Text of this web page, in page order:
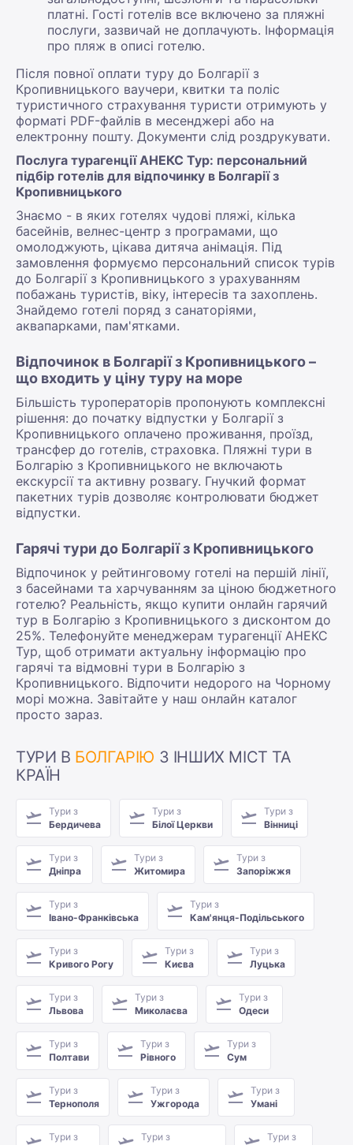
платні. Гості готелів все включено за пляжні
послуги, зазвичай не доплачують. Інформація
про пляж в описі готелю.
Після повної оплати туру до Болгарії з
Кропивницького ваучери, квитки та поліс
туристичного страхування туристи отримують у
форматі PDF-файлів в месенджері або на
електронну пошту. Документи слід роздрукувати.
Послуга турагенції АНЕКС Тур: персональний
підбір готелів для відпочинку в Болгарії з
Кропивницького
Знаємо - в яких готелях чудові пляжі, кілька
басейнів, велнес-центр з програмами, що
омолоджують, цікава дитяча анімація. Під
замовлення формуємо персональний список турів
до Болгарії з Кропивницького з урахуванням
побажань туристів, віку, інтересів та захоплень.
Знайдемо готелі поряд з санаторіями,
аквапарками, пам'ятками.
Відпочинок в Болгарії з Кропивницького –
що входить у ціну туру на море
Більшість туроператорів пропонують комплексні
рішення: до початку відпустки у Болгарії з
Кропивницького оплачено проживання, проїзд,
трансфер до готелів, страховка. Пляжні тури в
Болгарію з Кропивницького не включають
екскурсії та активну розвагу. Гнучкий формат
пакетних турів дозволяє контролювати бюджет
відпустки.
Гарячі тури до Болгарії з Кропивницького
Відпочинок у рейтинговому готелі на першій лінії,
з басейнами та харчуванням за ціною бюджетного
готелю? Реальність, якщо купити онлайн гарячий
тур в Болгарію з Кропивницького з дисконтом до
25%. Телефонуйте менеджерам турагенції АНЕКС
Тур, щоб отримати актуальну інформацію про
гарячі та відмовні тури в Болгарію з
Кропивницького. Відпочити недорого на Чорному
морі можна. Завітайте у наш онлайн каталог
просто зараз.
ТУРИ В БОЛГАРІЮ З ІНШИХ МІСТ ТА
КРАЇН
Тури з
Бердичева
Тури з
Білої Церкви
Тури з
Вінниці
Тури з
Дніпра
Тури з
Житомира
Тури з
Запоріжжя
Тури з
Івано-Франківська
Тури з
Кам'янця-Подільського
Тури з
Кривого Рогу
Тури з
Києва
Тури з
Луцька
Тури з
Львова
Тури з
Миколаєва
Тури з
Одеси
Тури з
Полтави
Тури з
Рівного
Тури з
Сум
Тури з
Тернополя
Тури з
Ужгорода
Тури з
Умані
Тури з
Тури з
Тури з